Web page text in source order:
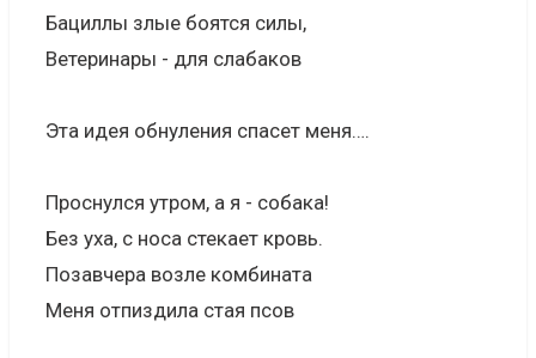
Бациллы злые боятся силы,
Ветеринары - для слабаков
Эта идея обнуления спасет меня….
Проснулся утром, а я - собака!
Без уха, с носа стекает кровь.
Позавчера возле комбината
Меня отпиздила стая псов